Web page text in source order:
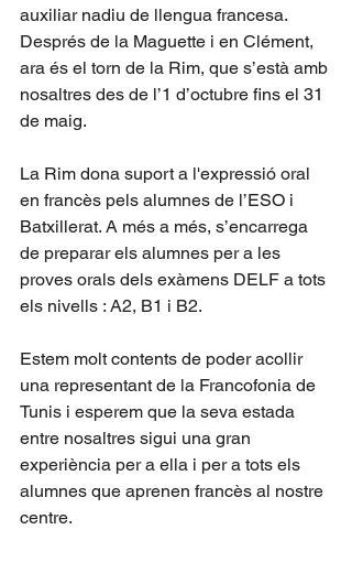
auxiliar nadiu de llengua francesa.
Després de la Maguette i en Clément,
ara és el torn de la Rim, que s’està amb
nosaltres des de l’1 d’octubre fins el 31
de maig.
La Rim dona suport a l'expressió oral
en francès pels alumnes de l’ESO i
Batxillerat. A més a més, s’encarrega
de preparar els alumnes per a les
proves orals dels exàmens DELF a tots
els nivells : A2, B1 i B2.
Estem molt contents de poder acollir
una representant de la Francofonia de
Tunis i esperem que la seva estada
entre nosaltres sigui una gran
experiència per a ella i per a tots els
alumnes que aprenen francès al nostre
centre.